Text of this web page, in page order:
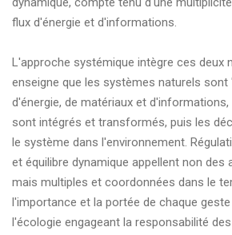
flux d'énergie et d'informations.
L'approche systémique intègre ces deux
enseigne que les systèmes naturels sont
d'énergie, de matériaux et
sont intégrés et transformés, puis les
le système dans l'environnement.
et équilibre dynamique appellent non des
mais multiples et coordonnées dans le
l'importance et la portée de chaque
l'écologie engageant la responsabilité